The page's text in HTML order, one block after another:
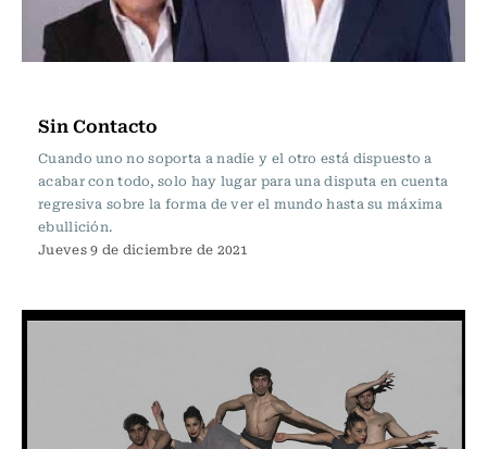
Sin Contacto
Cuando uno no soporta a nadie y el otro está dispuesto a
acabar con todo, solo hay lugar para una disputa en cuenta
regresiva sobre la forma de ver el mundo hasta su máxima
ebullición.
Jueves 9 de diciembre de 2021